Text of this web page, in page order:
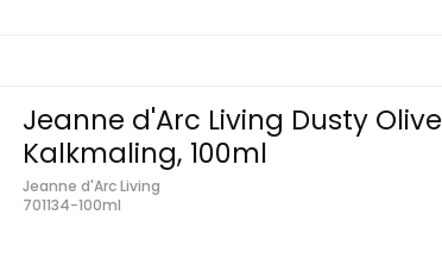
Jeanne d'Arc Living Dusty Olive
Kalkmaling, 100ml
Jeanne d'Arc Living
701134-100ml